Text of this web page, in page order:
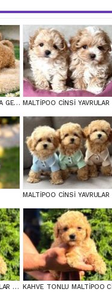
COK UYGUN RAKAMLARA GERÇEK MALTİPOO YAVRULAR
MALTİPOO CİNSİ YAVRULAR EV ÜRETİMİ